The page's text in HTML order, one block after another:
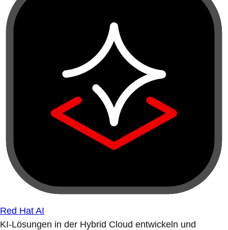
Red Hat AI
KI-Lösungen in der Hybrid Cloud entwickeln und